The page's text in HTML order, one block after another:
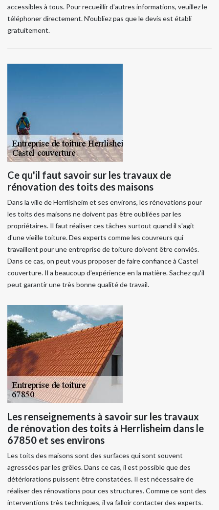
accessibles à tous. Pour recueillir d'autres informations, veuillez le
téléphoner directement. N'oubliez pas que le devis est établi
gratuitement.
Ce qu'il faut savoir sur les travaux de
rénovation des toits des maisons
Dans la ville de Herrlisheim et ses environs, les rénovations pour
les toits des maisons ne doivent pas être oubliées par les
propriétaires. Il faut réaliser ces tâches surtout quand il s'agit
d'une vieille toiture. Des experts comme les couvreurs qui
travaillent pour une entreprise de toiture doivent être conviés.
Dans ce cas, on peut vous proposer de faire confiance à Castel
couverture. Il a beaucoup d'expérience en la matière. Sachez qu'il
peut garantir une très bonne qualité de travail.
Les renseignements à savoir sur les travaux
de rénovation des toits à Herrlisheim dans le
67850 et ses environs
Les toits des maisons sont des surfaces qui sont souvent
agressées par les grêles. Dans ce cas, il est possible que des
détériorations puissent être constatées. Il est nécessaire de
réaliser des rénovations pour ces structures. Comme ce sont des
interventions très techniques, il va falloir contacter des experts.